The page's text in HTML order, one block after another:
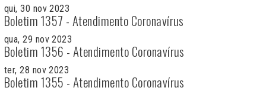
qui, 30 nov 2023
Boletim 1357 - Atendimento Coronavírus
qua, 29 nov 2023
Boletim 1356 - Atendimento Coronavírus
ter, 28 nov 2023
Boletim 1355 - Atendimento Coronavírus